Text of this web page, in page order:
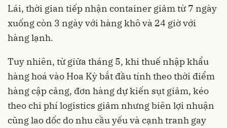
Lái, thời gian tiếp nhận container giảm từ 7 ngày
xuống còn 3 ngày với hàng khô và 24 giờ với
hàng lạnh.
Tuy nhiên, từ giữa tháng 5, khi thuế nhập khẩu
hàng hoá vào Hoa Kỳ bắt đầu tính theo thời điểm
hàng cập cảng, đơn hàng dự kiến sụt giảm, kéo
theo chi phí logistics giảm nhưng biên lợi nhuận
cũng lao dốc do nhu cầu yếu và cạnh tranh gay